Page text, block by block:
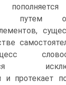
путем
и протекает